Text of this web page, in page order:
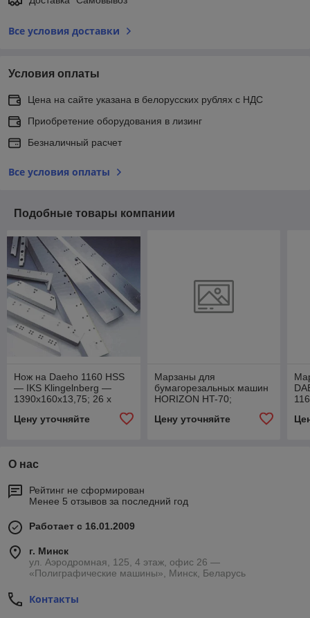
Все условия доставки
Условия оплаты
Цена на сайте указана в белорусских рублях с НДС
Приобретение оборудования в лизинг
Безналичный расчет
Все условия оплаты
Подобные товары компании
Нож на Daeho 1160 HSS
— IKS Klingelnberg —
1390x160x13,75; 26 x
Цену уточняйте
Марзаны для
бумагорезальных машин
HORIZON HT-70;
Цену уточняйте
О нас
Рейтинг не сформирован
Менее 5 отзывов за последний год
Работает с 16.01.2009
г. Минск
ул. Аэродромная, 125, 4 этаж, офис 26 —
«Полиграфические машины», Минск, Беларусь
Контакты